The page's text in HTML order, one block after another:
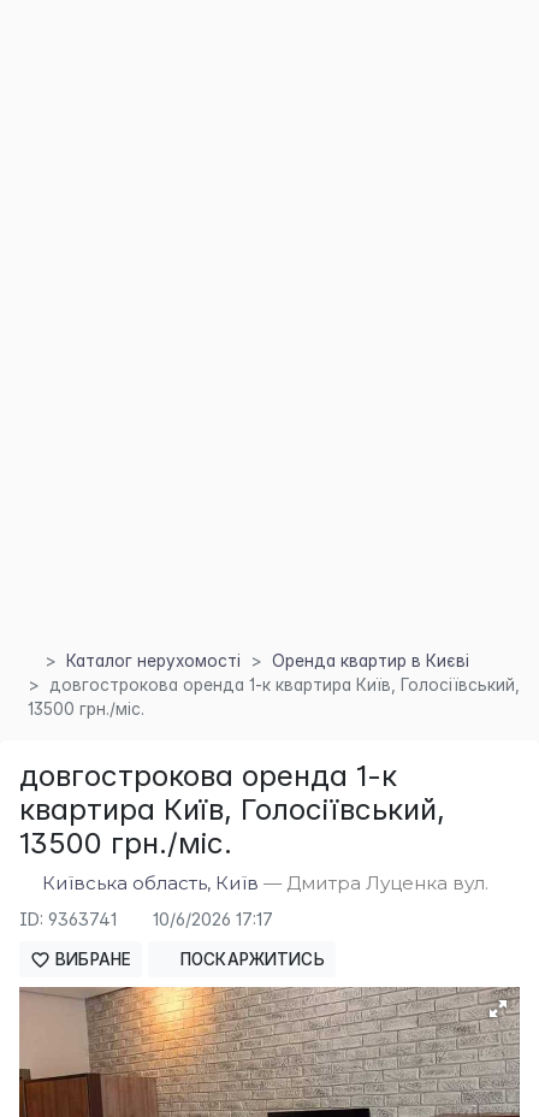
Каталог нерухомості
Оренда квартир в Києві
довгострокова оренда 1-к квартира Київ, Голосіївський,
13500 грн./міс.
довгострокова оренда 1-к
квартира Київ, Голосіївський,
13500 грн./міс.
Київська область, Київ — Дмитра Луценка вул.
ID: 9363741 10/6/2026 17:17
ВИБРАНЕ ПОСКАРЖИТИСЬ